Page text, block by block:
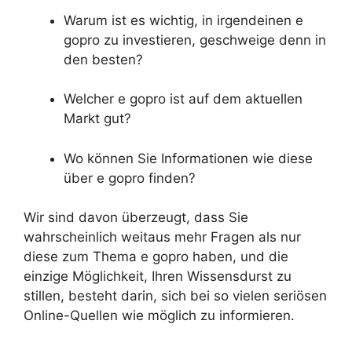
Warum ist es wichtig, in irgendeinen e
gopro zu investieren, geschweige denn in
den besten?
Welcher e gopro ist auf dem aktuellen
Markt gut?
Wo können Sie Informationen wie diese
über e gopro finden?
Wir sind davon überzeugt, dass Sie
wahrscheinlich weitaus mehr Fragen als nur
diese zum Thema e gopro haben, und die
einzige Möglichkeit, Ihren Wissensdurst zu
stillen, besteht darin, sich bei so vielen seriösen
Online-Quellen wie möglich zu informieren.